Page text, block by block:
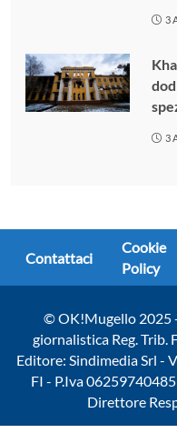
3
3
Contattaci
Cookie
Policy
© OK!Mugello 2025
giornalistica Reg. Trib.
Editore: Sindimedia Srl -
FI - P.Iva
Direttore